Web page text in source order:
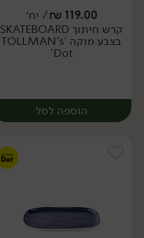
יח׳
119.00
₪/ יח׳
קרש חיתוך SKATEBOARD
בצבע מוקה 'TOLLMAN's
Dot'
הוספה לסל